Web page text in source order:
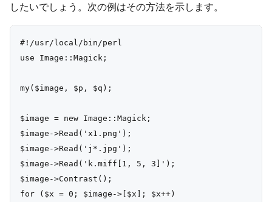
したいでしょう。次の例はその方法を示します。
#!/usr/local/bin/perl
use Image::Magick;
my($image, $p, $q);
$image = new Image::Magick;
$image->Read('x1.png');
$image->Read('j*.jpg');
$image->Read('k.miff[1, 5, 3]');
$image->Contrast();
for ($x = 0; $image->[$x]; $x++)